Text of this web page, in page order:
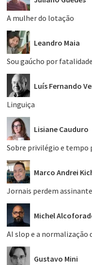
A mulher do lotação
Leandro Maia
Sou gaúcho por fatalidade
Luís Fernando
Linguiça
Lisiane Cauduro
Sobre privilégio e tempo
Marco Andrei
Jornais perdem
Michel
AI slop e a normalização
Gustavo Mini